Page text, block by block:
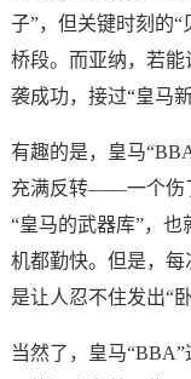
子”，但关键时刻的
桥段。而亚纳，若
袭成功，接过“皇马
有趣的是，皇马
充满反转——一个伤
“皇马的武器库”，
机都勤快。但是，
是让人忍不住发出“
当然了，皇马